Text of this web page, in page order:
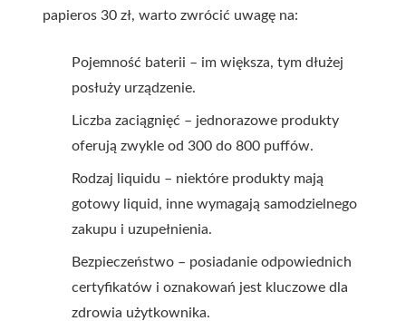
papieros 30 zł, warto zwrócić uwagę na:
Pojemność baterii – im większa, tym dłużej
posłuży urządzenie.
Liczba zaciągnięć – jednorazowe produkty
oferują zwykle od 300 do 800 puffów.
Rodzaj liquidu – niektóre produkty mają
gotowy liquid, inne wymagają samodzielnego
zakupu i uzupełnienia.
Bezpieczeństwo – posiadanie odpowiednich
certyfikatów i oznakowań jest kluczowe dla
zdrowia użytkownika.